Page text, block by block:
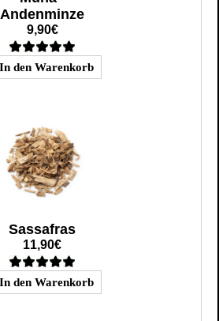
Andenminze
9,90€
Sassafras
11,90€